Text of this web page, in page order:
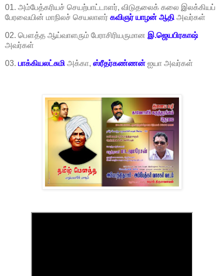
01. அம்பேத்கரியச் செயற்பாட்டாளர், விடுதலைக் கலை இலக்கியப்
பேரவையின் மாநிலச் செயலாளர் கவிஞர் யாழன் ஆதி அவர்கள்
02. பௌத்த ஆய்வாளரும் பேராசிரியருமான இ.ஜெயபிரகாஷ்
அவர்கள்
03. பாக்கியலட்சுமி அக்கா, ஸ்ரீதர்கண்ணன் ஐயா அவர்கள்